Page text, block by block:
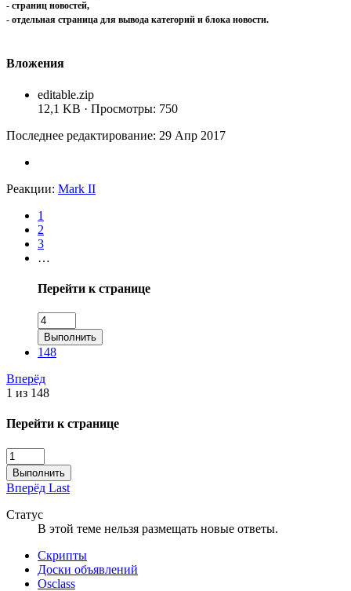
- страниц новостей,
- отдельная страница для вывода категорий и блока новости.
Вложения
editable.zip
12,1 KB · Просмотры: 750
Последнее редактирование: 29 Апр 2017
Реакции: Mark II
1
2
3
…
Перейти к странице
Выполнить
148
Вперёд
1 из 148
Перейти к странице
Выполнить
Вперёд Last
Статус
В этой теме нельзя размещать новые ответы.
Скрипты
Доски объявлений
Osclass